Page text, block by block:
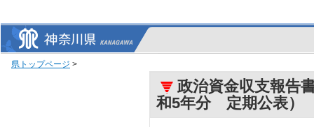
県トップページ >
政治資金収支報告
和5年分 定期公表）